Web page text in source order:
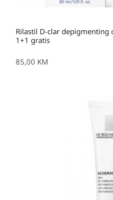
Rilastil D-clar depigmenting
1+1 gratis
85,00 KM